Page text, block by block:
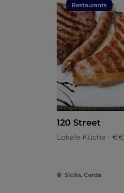
Restaurants
120 Street
Lokale Küche - €€
Sicilia, Cerda